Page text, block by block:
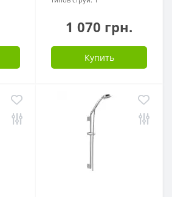
1 070 грн.
Купить